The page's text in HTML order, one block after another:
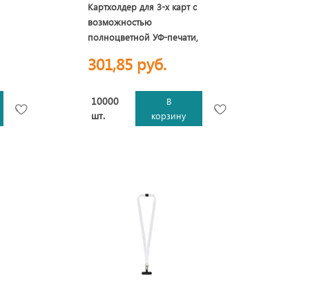
Картхолдер для 3-х карт с
возможностью
полноцветной УФ-печати,
301,85 руб.
10000
шт.
В
корзину